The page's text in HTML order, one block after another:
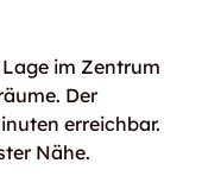
im Zentrum
Der
erreichbar.
Nähe.